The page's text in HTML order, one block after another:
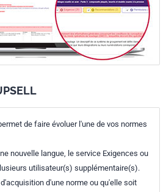
de faire évoluer l'une de vos normes
nouvelle langue, le service Exigences ou
utilisateur(s) supplémentaire(s).
d'une norme ou qu'elle soit